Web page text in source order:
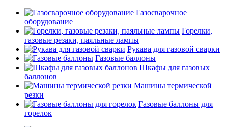
Газосварочное
оборудование
Горелки,
газовые резаки, паяльные лампы
Рукава для газовой сварки
Газовые баллоны
Шкафы для газовых
баллонов
Машины термической
резки
Газовые баллоны для
горелок